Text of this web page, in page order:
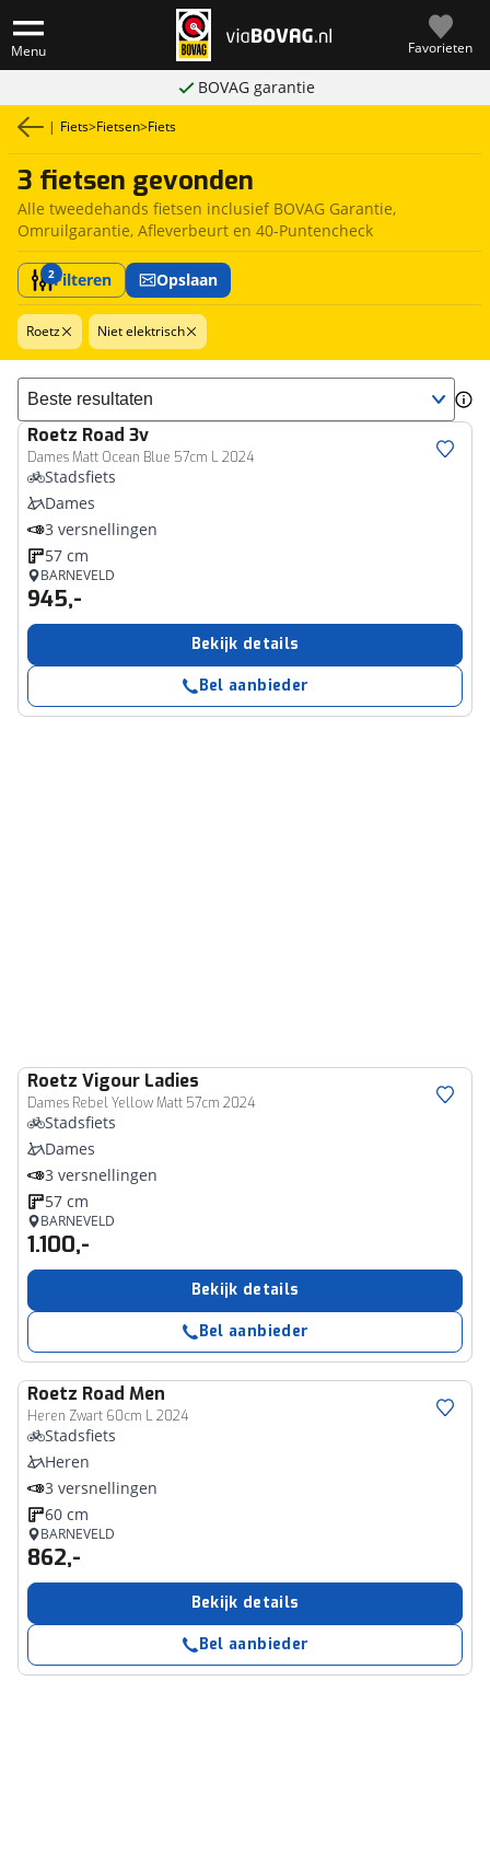
Menu Favorieten
BOVAG garantie
| Fiets>Fietsen>Fiets
3 fietsen gevonden
Alle tweedehands fietsen inclusief BOVAG Garantie,
Omruilgarantie, Afleverbeurt en 40-Puntencheck
2Filteren Opslaan
Roetz Niet elektrisch
Sorteer resultaten
Roetz Road 3v
Dames Matt Ocean Blue 57cm L 2024
Stadsfiets
Dames
3 versnellingen
57 cm
BARNEVELD
945,-
Bekijk details
Bel aanbieder
Roetz Vigour Ladies
Dames Rebel Yellow Matt 57cm 2024
Stadsfiets
Dames
3 versnellingen
57 cm
BARNEVELD
1.100,-
Bekijk details
Bel aanbieder
Roetz Road Men
Heren Zwart 60cm L 2024
Stadsfiets
Heren
3 versnellingen
60 cm
BARNEVELD
862,-
Bekijk details
Bel aanbieder